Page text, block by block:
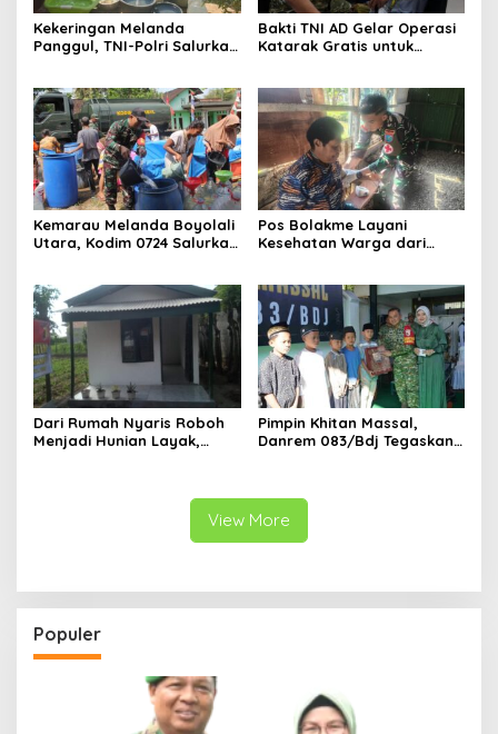
Kekeringan Melanda
Panggul, TNI-Polri Salurkan
Bakti TNI AD Gelar Operasi
Katarak Gratis untuk
Kemarau Melanda Boyolali
Utara, Kodim 0724 Salurkan
Pos Bolakme Layani
Kesehatan Warga dari
Dari Rumah Nyaris Roboh
Menjadi Hunian Layak,
Pimpin Khitan Massal,
Danrem 083/Bdj Tegaskan
View More
Populer